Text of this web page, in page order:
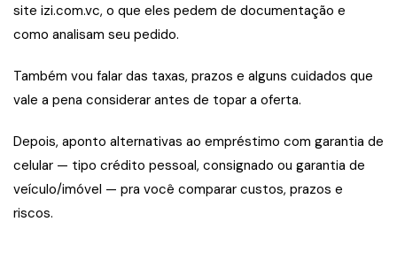
site izi.com.vc, o que eles pedem de documentação e
como analisam seu pedido.
Também vou falar das taxas, prazos e alguns cuidados que
vale a pena considerar antes de topar a oferta.
Depois, aponto alternativas ao empréstimo com garantia de
celular — tipo crédito pessoal, consignado ou garantia de
veículo/imóvel — pra você comparar custos, prazos e
riscos.